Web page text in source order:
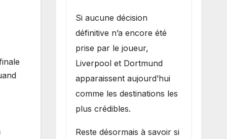
Si aucune décision
définitive n’a encore été
prise par le joueur,
Liverpool et Dortmund
apparaissent aujourd’hui
comme les destinations les
plus crédibles.
Reste désormais à savoir si